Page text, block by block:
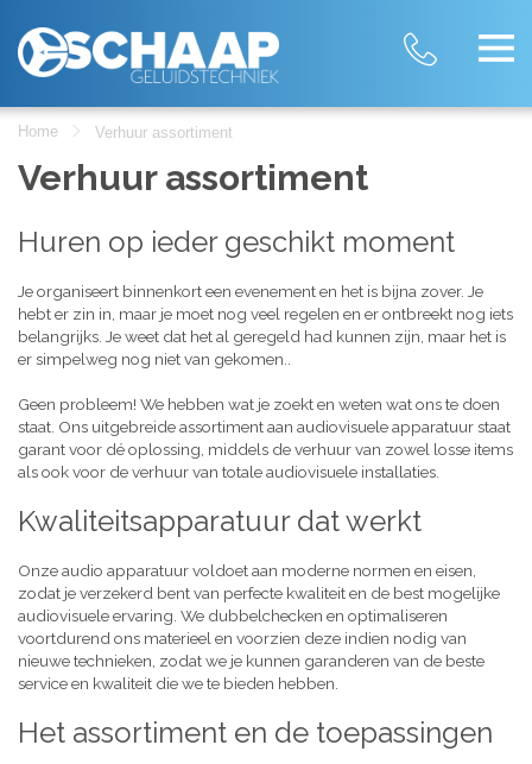
Home Verhuur assortiment
Verhuur assortiment
Huren op ieder geschikt moment
Je organiseert binnenkort een evenement en het is bijna zover. Je
hebt er zin in, maar je moet nog veel regelen en er ontbreekt nog iets
belangrijks. Je weet dat het al geregeld had kunnen zijn, maar het is
er simpelweg nog niet van gekomen..
Geen probleem! We hebben wat je zoekt en weten wat ons te doen
staat. Ons uitgebreide assortiment aan audiovisuele apparatuur staat
garant voor dé oplossing, middels de verhuur van zowel losse items
als ook voor de verhuur van totale audiovisuele installaties.
Kwaliteitsapparatuur dat werkt
Onze audio apparatuur voldoet aan moderne normen en eisen,
zodat je verzekerd bent van perfecte kwaliteit en de best mogelijke
audiovisuele ervaring. We dubbelchecken en optimaliseren
voortdurend ons materieel en voorzien deze indien nodig van
nieuwe technieken, zodat we je kunnen garanderen van de beste
service en kwaliteit die we te bieden hebben.
Het assortiment en de toepassingen